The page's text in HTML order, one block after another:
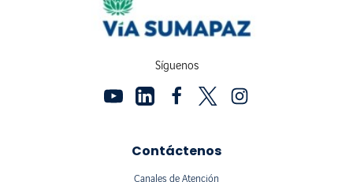
Síguenos
Contáctenos
Canales de Atención